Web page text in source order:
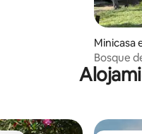
Minicasa
Bosque